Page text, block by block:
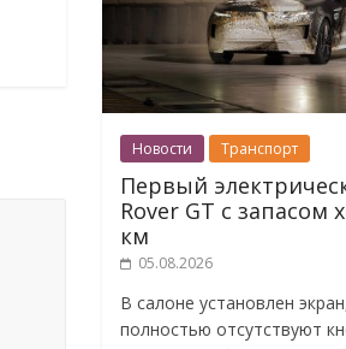
Новости Транспорт
Первый
Rover GT с запасом
км
05.08.2026
В салоне установлен
полностью отсутствуют